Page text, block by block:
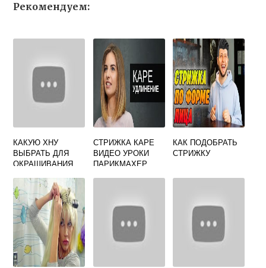
Рекомендуем:
КАКУЮ ХНУ
ВЫБРАТЬ ДЛЯ
ОКРАШИВАНИЯ
СТРИЖКА КАРЕ
ВИДЕО УРОКИ
ПАРИКМАХЕР
КАК ПОДОБРАТЬ
СТРИЖКУ